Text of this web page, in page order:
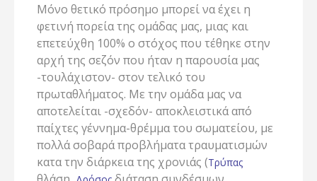
Μόνο θετικό πρόσημο μπορεί να έχει η
φετινή πορεία της ομάδας μας, μιας και
επετεύχθη 100% ο στόχος που τέθηκε στην
αρχή της σεζόν που ήταν η παρουσία μας
-τουλάχιστον- στον τελικό του
πρωταθλήματος. Με την ομάδα μας να
αποτελείται -σχεδόν- αποκλειστικά από
παίχτες γέννημα-θρέμμα του σωματείου, με
πολλά σοβαρά προβλήματα τραυματισμών
κατα την διάρκεια της χρονιάς (Τρύπας